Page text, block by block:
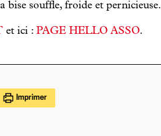
bise souffle, froide et pernicieuse.
et ici : PAGE HELLO ASSO.
Imprimer